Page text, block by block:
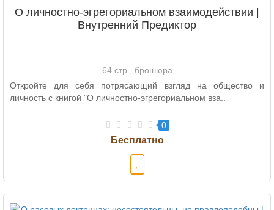
О личностно-эгрегориальном взаимодействии |
Внутренний Предиктор
64 стр., брошюра
Откройте для себя потрясающий взгляд на общество и
личность с книгой "О личностно-эгрегориальном вза..
0